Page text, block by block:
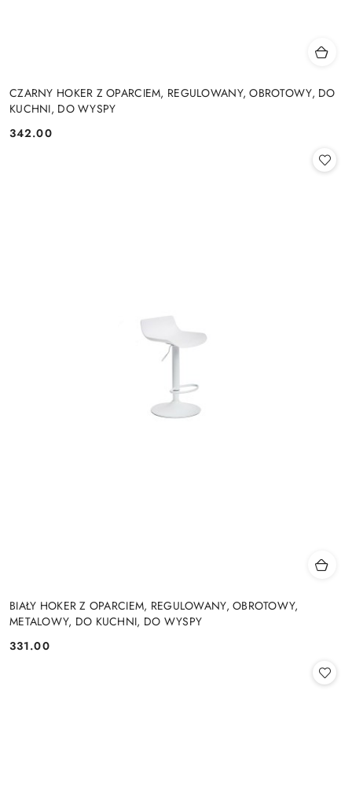
CZARNY HOKER Z OPARCIEM, REGULOWANY, OBROTOWY, DO
KUCHNI, DO WYSPY
Cena:
342.00
BIAŁY HOKER Z OPARCIEM, REGULOWANY, OBROTOWY,
METALOWY, DO KUCHNI, DO WYSPY
Cena:
331.00